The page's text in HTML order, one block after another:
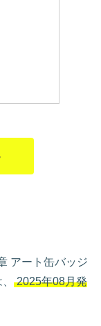
アート缶バッジ
2025年08月発